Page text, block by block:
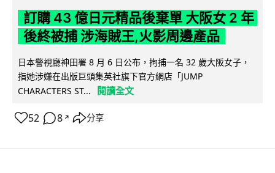
訂購 43 億日元精品後棄單 大阪女 2 年
後終被捕 涉海賊王,火影周邊產品
日本警視廳神田署 8 月 6 日公布，拘捕一名 32 歲大阪女子，
指她涉嫌在出版巨頭集英社旗下官方網店「JUMP
CHARACTERS ST...
閱讀全文
52 8 ↗ 分享